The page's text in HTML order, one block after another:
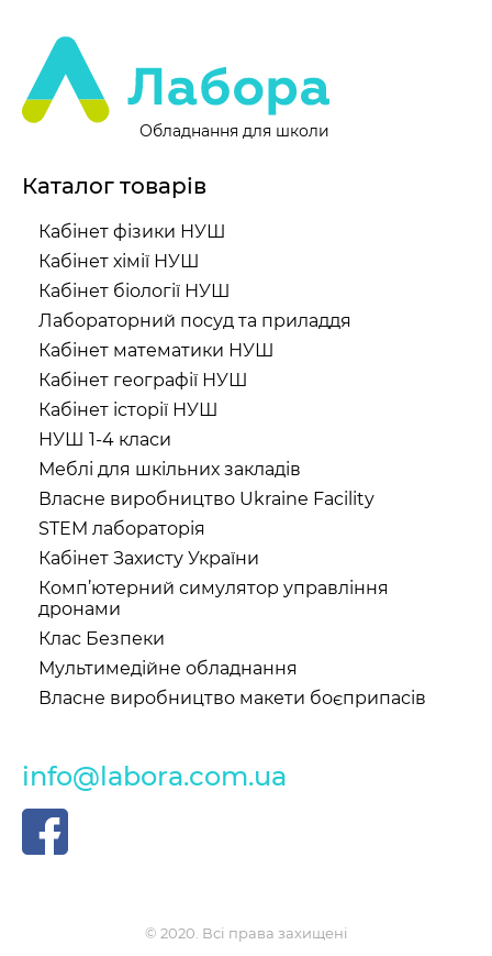
Обладнання для школи
Каталог товарів
Кабінет фізики НУШ
Кабінет хімії НУШ
Кабінет біології НУШ
Лабораторний посуд та приладдя
Кабінет математики НУШ
Кабінет географії НУШ
Кабінет історії НУШ
НУШ 1-4 класи
Меблі для шкільних закладів
Власне виробництво Ukraine Facility
STEM лабораторія
Кабінет Захисту України
Комп’ютерний симулятор управління
дронами
Клас Безпеки
Мультимедійне обладнання
Власне виробництво макети боєприпасів
info@labora.com.ua
© 2020. Всі права захищені